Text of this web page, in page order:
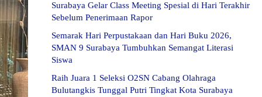
Surabaya Gelar Class Meeting Spesial di Hari Terakhir
Sebelum Penerimaan Rapor
Semarak Hari Perpustakaan dan Hari Buku 2026,
SMAN 9 Surabaya Tumbuhkan Semangat Literasi
Siswa
Raih Juara 1 Seleksi O2SN Cabang Olahraga
Bulutangkis Tunggal Putri Tingkat Kota Surabaya